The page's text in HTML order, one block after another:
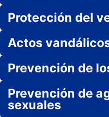
Protección del
Actos
Prevención de
Prevención de
sexuales